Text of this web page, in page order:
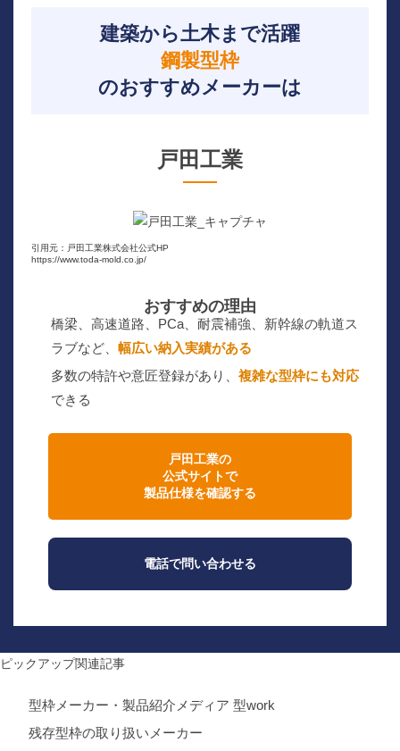
建築から土木まで活躍
鋼製型枠
のおすすめメーカーは
戸田工業
引用元：戸田工業株式会社公式HP
https://www.toda-mold.co.jp/
おすすめの理由
橋梁、高速道路、PCa、耐震補強、新幹線の軌道ス
ラブなど、 幅広い納入実績がある
多数の特許や意匠登録があり、 複雑な型枠にも対応
できる
戸田工業の
公式サイトで
製品仕様を確認する
電話で問い合わせる
ピックアップ関連記事
型枠メーカー・製品紹介メディア 型work
残存型枠の取り扱いメーカー